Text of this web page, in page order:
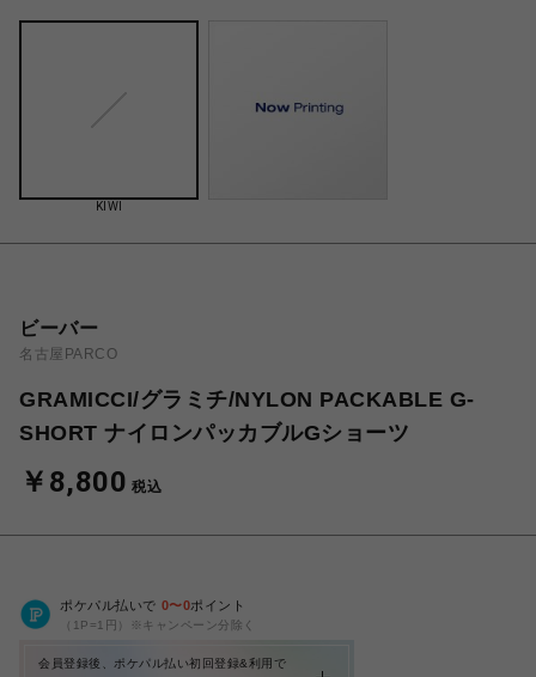
KIWI
ビーバー
名古屋PARCO
GRAMICCI/グラミチ/NYLON PACKABLE G-
SHORT ナイロンパッカブルGショーツ
￥8,800 税込
ポケパル払いで 0〜0ポイント
（1P=1円）※キャンペーン分除く
会員登録後、ポケパル払い初回登録&利用で